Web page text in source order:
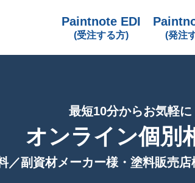
Paintnote EDI
(受注する方) (発注
最短10分からお気軽に
オンライン個別
／副資材メーカー様・塗料販売店